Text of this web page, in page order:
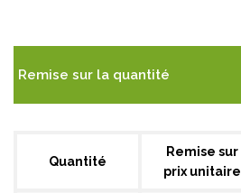
Remise sur la quantité
Quantité
Remise sur
prix unitaire